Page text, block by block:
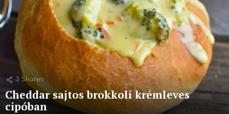
3 Shares
Cheddar sajtos brokkoli krémleves
cipóban